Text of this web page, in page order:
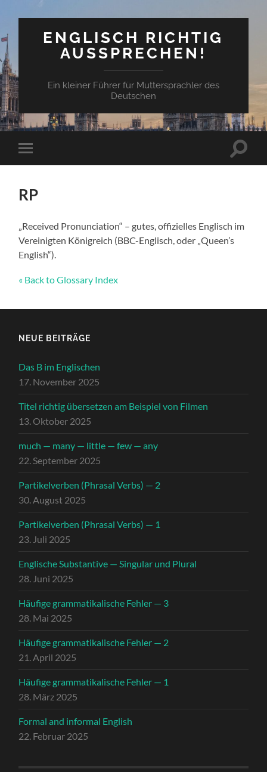
ENGLISCH RICHTIG
AUSSPRECHEN!
Ein kleiner Führer für Muttersprachler des
Deutschen
Mobile-
Menü
RP
„Received Pro­nun­ci­a­tion“ – gutes, offizielles Englisch im
Vere­inigten Kön­i­gre­ich (BBC-Englisch, oder „Queen’s
Eng­lish“).
« Back to Glossary Index
NEUE BEITRÄGE
Das B im Englischen
17. November 2025
Titel richtig übersetzen am Beispiel von Filmen
13. Oktober 2025
much — many — little — few — any
22. September 2025
Partikelverben (Phrasal Verbs) — 2
30. August 2025
Partikelverben (Phrasal Verbs) — 1
23. Juli 2025
Englische Substantive — Singular und Plural
28. Juni 2025
Häufige grammatikalische Fehler — 3
28. Mai 2025
Häufige grammatikalische Fehler — 2
21. April 2025
Häufige grammatikalische Fehler — 1
28. März 2025
Formal and informal English
22. Februar 2025